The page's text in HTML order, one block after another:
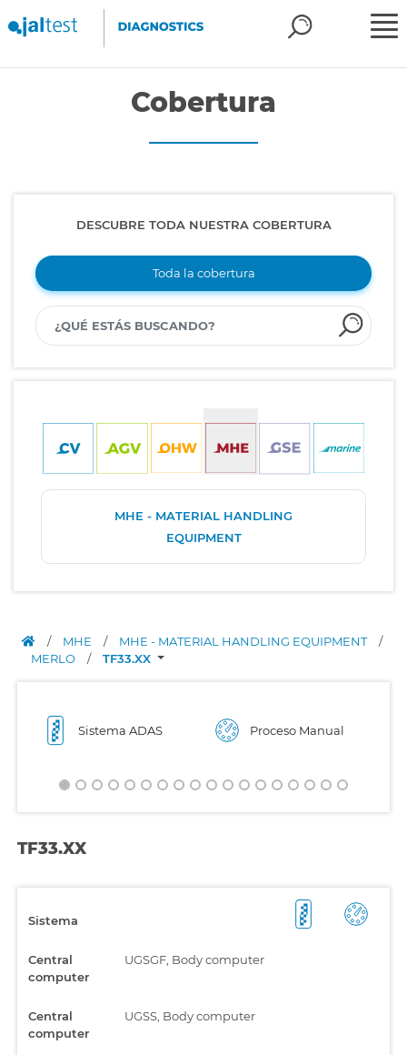
Cobertura
DESCUBRE TODA NUESTRA COBERTURA
Toda la cobertura
MHE - MATERIAL HANDLING
EQUIPMENT
/ MHE / MHE - MATERIAL HANDLING EQUIPMENT
/
MERLO
/ TF33.XX
Sistema ADAS Proceso Manual
TF33.XX
Sistema
Central
computer
UGSGF, Body computer
Central
computer
UGSS, Body computer